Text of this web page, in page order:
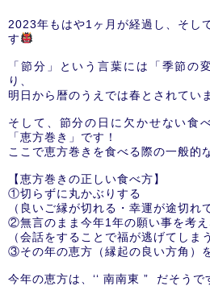
2023年もはや1ヶ月が経過し、そし
す
「節分」という言葉には「季節の
り、
明日から暦のうえでは春とされてい
そして、節分の日に欠かせない食
「恵方巻き」です！
ここで恵方巻きを食べる際の一般的
【恵方巻きの正しい食べ方】
①切らずに丸かぶりする
（良いご縁が切れる・幸運が途切れ
②無言のまま今年1年の願い事を考
（会話をすることで福が逃げてしま
③その年の恵方（縁起の良い方角）
今年の恵方は、‘‘ 南南東 ” だそうで